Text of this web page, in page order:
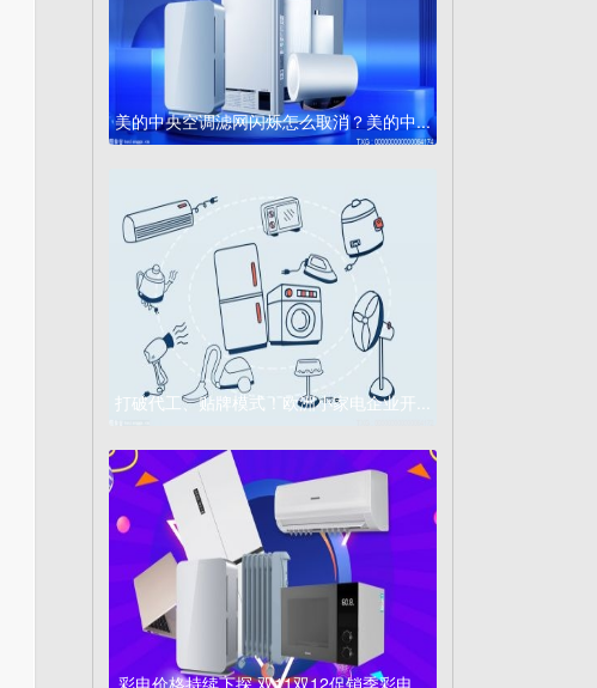
美的中央空调滤网闪烁怎么取消？美的中...
打破代工、贴牌模式！欧洲小家电企业开...
彩电价格持续下探 双11双12促销季彩电...